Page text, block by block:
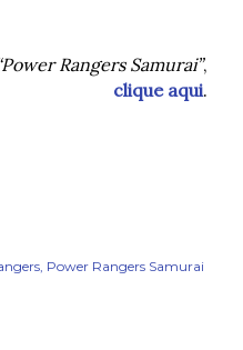
Rangers Samurai”,
clique aqui.
Power Rangers Samurai